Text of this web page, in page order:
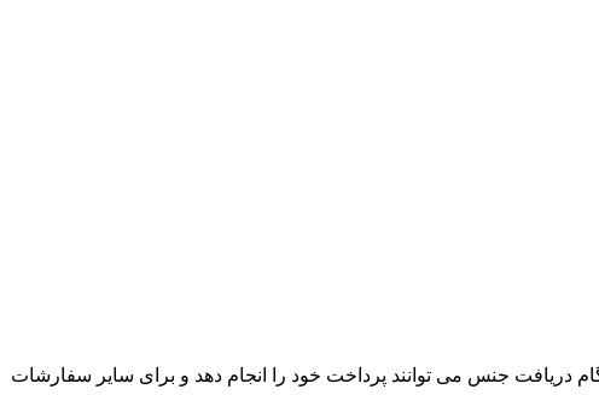
دریافت جنس می توانند پرداخت خود را انجام دهد و برای سایر سفارشات